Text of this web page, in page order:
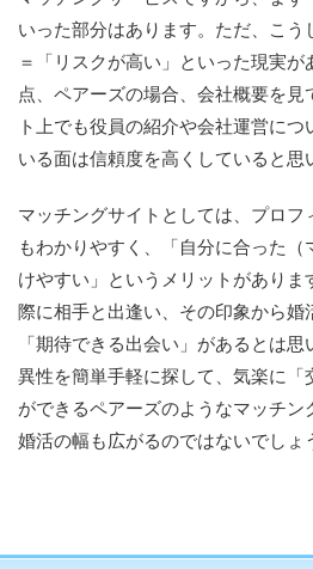
いった部分はあります。ただ、こう
＝「リスクが高い」といった現実
点、ペアーズの場合、会社概要を見
ト上でも役員の紹介や会社運営に
いる面は信頼度を高くしていると思
マッチングサイトとしては、プロフ
もわかりやすく、「自分に合った
けやすい」というメリットがありま
際に相手と出逢い、その印象から
「期待できる出会い」があるとは
異性を簡単手軽に探して、気楽に「
ができるペアーズのようなマッチン
婚活の幅も広がるのではないでしょ